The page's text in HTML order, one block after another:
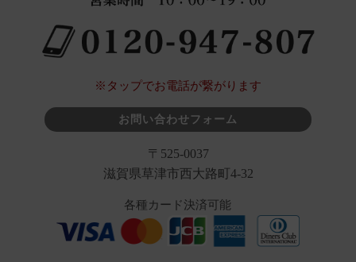
※タップでお電話が繋がります
お問い合わせフォーム
〒525-0037
滋賀県草津市西大路町4-32
各種カード決済可能